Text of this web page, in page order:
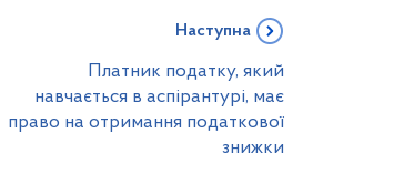
Наступна
Платник податку, який
навчається в аспірантурі, має
право на отримання податкової
знижки